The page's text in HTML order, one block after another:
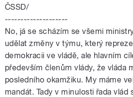
ČSSD/
--------------------
No, já se scházím se všemi
udělat změny v týmu, který
demokracii ve vládě, ale hlavním
především členům vlády, že vláda
posledního okamžiku. My máme
mandát. Tady v minulosti řada vlád